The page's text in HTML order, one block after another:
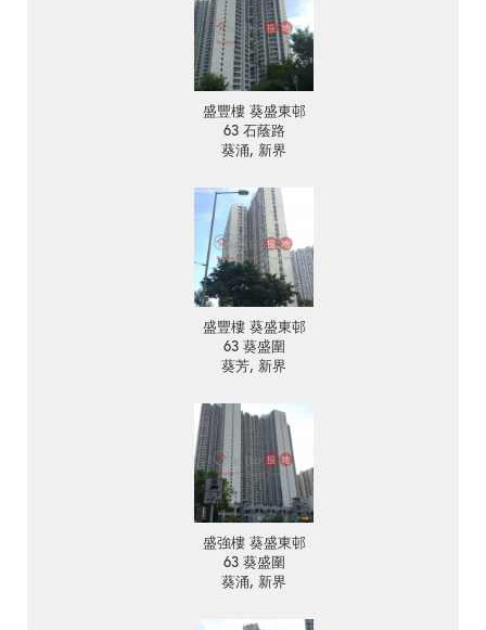
盛豐樓 葵盛東邨
63 石蔭路
葵涌, 新界
盛豐樓 葵盛東邨
63 葵盛圍
葵芳, 新界
盛強樓 葵盛東邨
63 葵盛圍
葵涌, 新界